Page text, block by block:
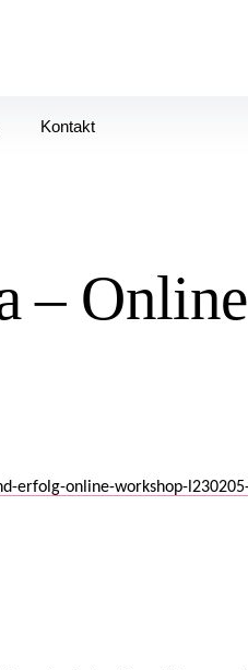
Kontakt
– Online
erfolg-online-workshop-